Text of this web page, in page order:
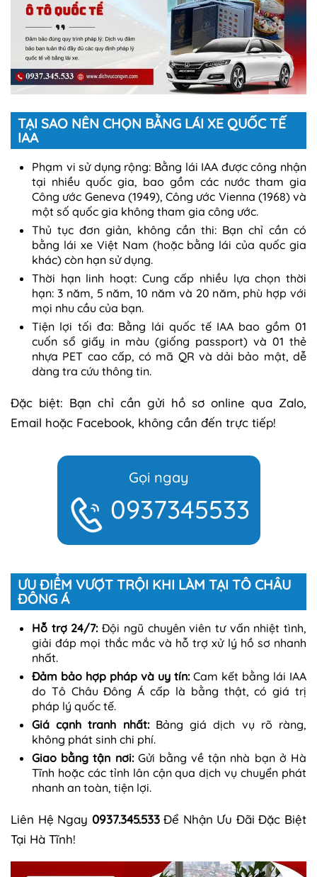
TẠI SAO NÊN CHỌN BẰNG LÁI XE QUỐC TẾ
IAA
Phạm vi sử dụng rộng: Bằng lái IAA được công nhận
tại nhiều quốc gia, bao gồm các nước tham gia
Công ước Geneva (1949), Công ước Vienna (1968) và
một số quốc gia không tham gia công ước.
Thủ tục đơn giản, không cần thi: Bạn chỉ cần có
bằng lái xe Việt Nam (hoặc bằng lái của quốc gia
khác) còn hạn sử dụng.
Thời hạn linh hoạt: Cung cấp nhiều lựa chọn thời
hạn: 3 năm, 5 năm, 10 năm và 20 năm, phù hợp với
mọi nhu cầu của bạn.
Tiện lợi tối đa: Bằng lái quốc tế IAA bao gồm 01
cuốn sổ giấy in màu (giống passport) và 01 thẻ
nhựa PET cao cấp, có mã QR và dải bảo mật, dễ
dàng tra cứu thông tin.
Đặc biệt: Bạn chỉ cần gửi hồ sơ online qua Zalo,
Email hoặc Facebook, không cần đến trực tiếp!
Gọi ngay
0937345533
ƯU ĐIỂM VƯỢT TRỘI KHI LÀM TẠI TÔ CHÂU
ĐÔNG Á
Hỗ trợ 24/7:Đội ngũ chuyên viên tư vấn nhiệt tình,
giải đáp mọi thắc mắc và hỗ trợ xử lý hồ sơ nhanh
nhất.
Đảm bảo hợp pháp và uy tín: Cam kết bằng lái IAA
do Tô Châu Đông Á cấp là bằng thật, có giá trị
pháp lý quốc tế.
Giá cạnh tranh nhất: Bảng giá dịch vụ rõ ràng,
không phát sinh chi phí.
Giao bằng tận nơi:Gửi bằng về tận nhà bạn ở Hà
Tĩnh hoặc các tỉnh lân cận qua dịch vụ chuyển phát
nhanh an toàn, tiện lợi.
Liên Hệ Ngay 0937.345.533Để Nhận Ưu Đãi Đặc Biệt
Tại Hà Tĩnh!